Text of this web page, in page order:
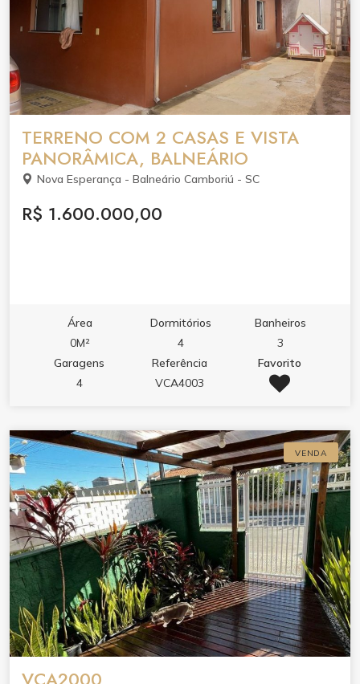
TERRENO COM 2 CASAS E VISTA
PANORÂMICA, BALNEÁRIO
Nova Esperança - Balneário Camboriú - SC
R$ 1.600.000,00
Área
0M²
Dormitórios
4
Banheiros
3
Garagens
4
Referência
VCA4003
Favorito
VENDA